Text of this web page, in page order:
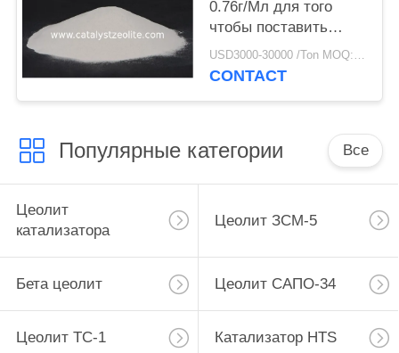
0.76г/Мл для того
чтобы поставить
больше бутилена для
рифайнеров
USD3000-30000 /Ton MOQ:1 кг
CONTACT
Популярные категории Все
Цеолит
катализатора
Цеолит ЗСМ-5
Бета цеолит Цеолит САПО-34
Цеолит ТС-1 Катализатор HTS